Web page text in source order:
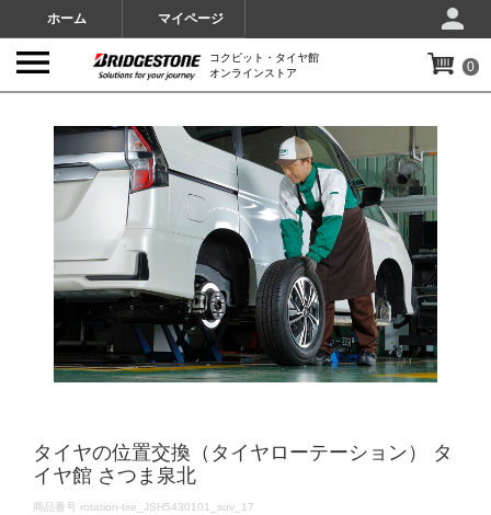
ホーム マイページ
コクピット・タイヤ館
オンラインストア
0
タイヤの位置交換（タイヤローテーション） タ
イヤ館 さつま泉北
DETAILS
商品番号 rotation-tire_JSH5430101_suv_17